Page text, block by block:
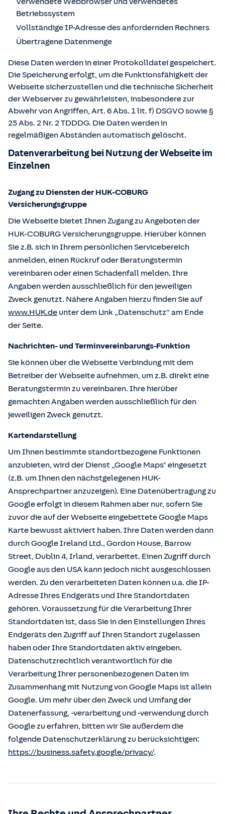
Betriebssystem
Vollständige IP-Adresse des anfordernden Rechners
Übertragene Datenmenge
Diese Daten werden in einer Protokolldatei gespeichert.
Die Speicherung erfolgt, um die Funktionsfähigkeit der
Webseite sicherzustellen und die technische Sicherheit
der Webserver zu gewährleisten, insbesondere zur
Abwehr von Angriffen, Art. 6 Abs. 1 lit. f) DSGVO sowie §
25 Abs. 2 Nr. 2 TDDDG. Die Daten werden in
regelmäßigen Abständen automatisch gelöscht.
Datenverarbeitung bei Nutzung der Webseite im
Einzelnen
Zugang zu Diensten der HUK-COBURG
Versicherungsgruppe
Die Webseite bietet Ihnen Zugang zu Angeboten der
HUK-COBURG Versicherungsgruppe. Hierüber können
Sie z.B. sich in Ihrem persönlichen Servicebereich
anmelden, einen Rückruf oder Beratungstermin
vereinbaren oder einen Schadenfall melden. Ihre
Angaben werden ausschließlich für den jeweiligen
Zweck genutzt. Nähere Angaben hierzu finden Sie auf
www.HUK.de unter dem Link „Datenschutz“ am Ende
der Seite.
Nachrichten- und Terminvereinbarungs-Funktion
Sie können über die Webseite Verbindung mit dem
Betreiber der Webseite aufnehmen, um z.B. direkt eine
Beratungstermin zu vereinbaren. Ihre hierüber
gemachten Angaben werden ausschließlich für den
jeweiligen Zweck genutzt.
Kartendarstellung
Um Ihnen bestimmte standortbezogene Funktionen
anzubieten, wird der Dienst „Google Maps" eingesetzt
(z.B. um Ihnen den nächstgelegenen HUK-
Ansprechpartner anzuzeigen). Eine Datenübertragung zu
Google erfolgt in diesem Rahmen aber nur, sofern Sie
zuvor die auf der Webseite eingebettete Google Maps
Karte bewusst aktiviert haben. Ihre Daten werden dann
durch Google Ireland Ltd., Gordon House, Barrow
Street, Dublin 4, Irland, verarbeitet. Einen Zugriff durch
Google aus den USA kann jedoch nicht ausgeschlossen
werden. Zu den verarbeiteten Daten können u.a. die IP-
Adresse Ihres Endgeräts und Ihre Standortdaten
gehören. Voraussetzung für die Verarbeitung Ihrer
Standortdaten ist, dass Sie in den Einstellungen Ihres
Endgeräts den Zugriff auf Ihren Standort zugelassen
haben oder Ihre Standortdaten aktiv eingeben.
Datenschutzrechtlich verantwortlich für die
Verarbeitung Ihrer personenbezogenen Daten im
Zusammenhang mit Nutzung von Google Maps ist allein
Google. Um mehr über den Zweck und Umfang der
Datenerfassung, -verarbeitung und -verwendung durch
Google zu erfahren, bitten wir Sie außerdem die
folgende Datenschutzerklärung zu berücksichtigen:
https://business.safety.google/privacy/.